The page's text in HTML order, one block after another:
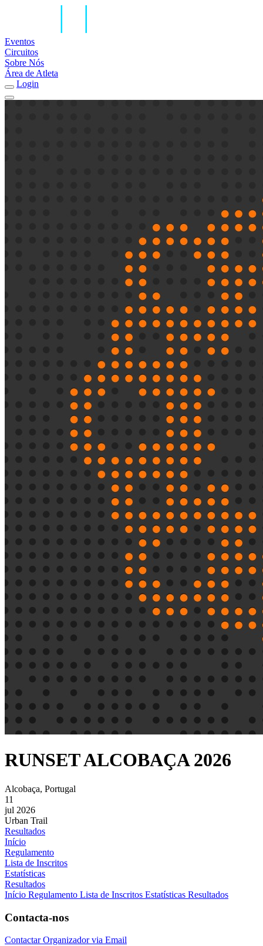
Eventos
Circuitos
Sobre Nós
Área de Atleta
Login
RUNSET ALCOBAÇA 2026
Alcobaça, Portugal
11
jul 2026
Urban Trail
Resultados
Início
Regulamento
Lista de Inscritos
Estatísticas
Resultados
Início Regulamento Lista de Inscritos Estatísticas Resultados
Contacta-nos
Contactar Organizador via Email